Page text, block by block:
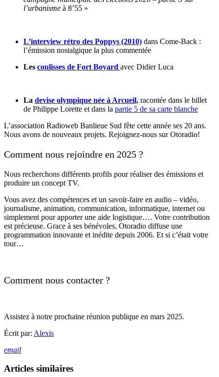
l’urbanisme à 8’55 »
L’interview rétro des Poppys (2010) dans Come-Back :
l’émission nostalgique la plus commentée
Les coulisses de Fort Boyard avec Didier Luca
La devise olympique née à Arcueil, racontée dans le billet
de Philippe Lorette et dans la partie 5 de sa carte blanche
L’association Radioweb Banlieue Sud fête cette année ses 20 ans.
Nous avons de nouveaux projets. Rejoignez-nous sur Otoradio!
Comment nous rejoindre en 2025 ?
Nous recherchons différents profils pour réaliser des émissions et
produire un concept TV.
Vous avez des compétences et un savoir-faire en audio – vidéo,
journalisme, animation, communication, informatique, internet ou
simplement pour apporter une aide logistique…. Votre contribution
est précieuse. Grace à ses bénévoles, Otoradio diffuse une
programmation innovante et inédite depuis 2006. Et si c’était votre
tour…
Comment nous contacter ?
Assistez à notre prochaine réunion publique en mars 2025.
Écrit par: Alexis
email
Articles similaires